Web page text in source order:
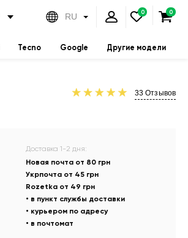
RU
Tecno Google Другие модели
33 Отзывов
Доставка 1-2 дня:
Новая почта от 80 грн
Укрпочта от 45 грн
Rozetka от 49 грн
• в пункт службы доставки
• курьером по адресу
• в почтомат